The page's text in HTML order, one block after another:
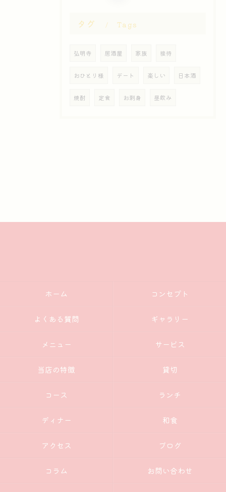
タグ Tags
弘明寺 居酒屋 家族 接待
おひとり様 デート 楽しい 日本酒
焼酎 定食 お刺身 昼飲み
ホーム コンセプト
よくある質問 ギャラリー
メニュー サービス
当店の特徴 貸切
コース ランチ
ディナー 和食
アクセス ブログ
コラム お問い合わせ